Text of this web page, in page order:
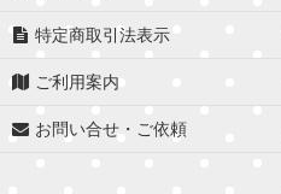
特定商取引法表示
ご利用案内
お問い合せ・ご依頼